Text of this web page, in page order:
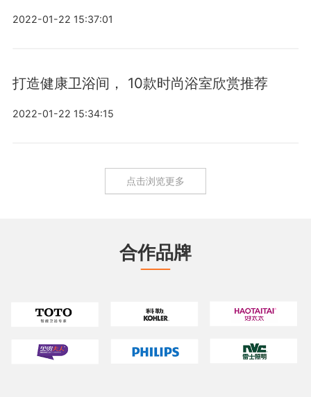
2022-01-22 15:37:01
打造健康卫浴间， 10款时尚浴室欣赏推荐
2022-01-22 15:34:15
点击浏览更多
合作品牌